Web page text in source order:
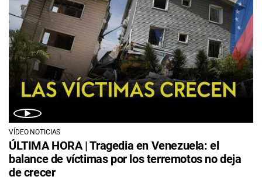
VÍDEO NOTICIAS
ÚLTIMA HORA | Tragedia en Venezuela: el
balance de víctimas por los terremotos no deja
de crecer